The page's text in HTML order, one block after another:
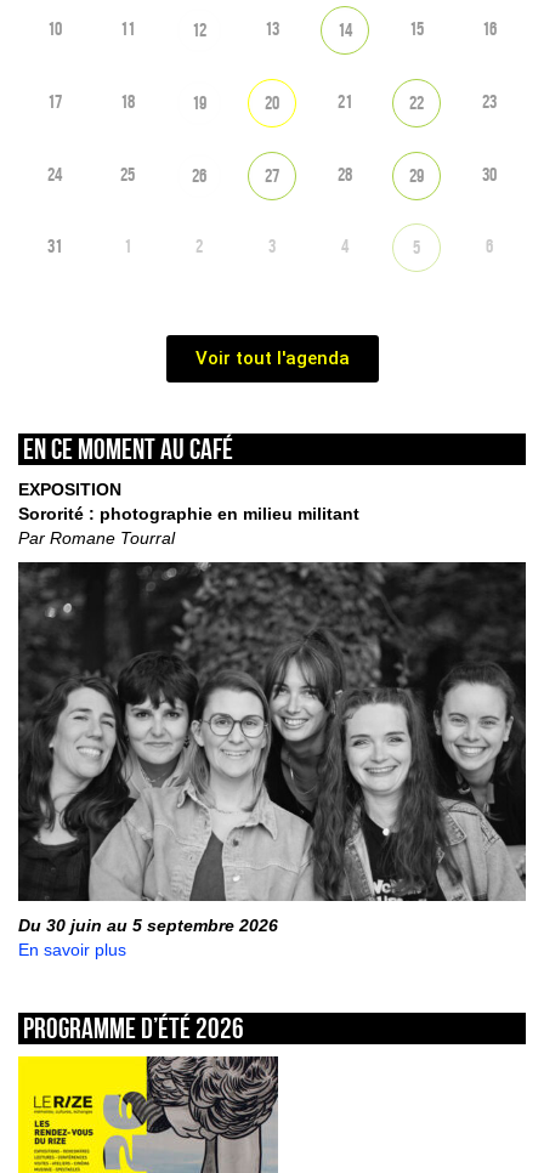
10 11 12 13 14 15 16
17 18 19 20 21 22 23
24 25 26 27 28 29 30
31 1 2 3 4 5 6
Voir tout l'agenda
En ce moment au café
EXPOSITION
Sororité : photographie en milieu militant
Par Romane Tourral
Du 30 juin au 5 septembre 2026
En savoir plus
Programme d’été 2026